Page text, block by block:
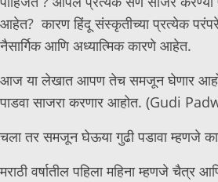
आहेत? कारण हिंदू संस्कृतीच्या प्रत्येक
नैसार्गिक आणि अध्यात्मिक कारणे आहेत.
आज या लेखात आपण तेच समजून घेणार
पाडवा साजरा करणार आहोत. (Gudi
चला तर समजून घेऊया गुढी पडावा म्हणजे
मराठी वर्षातील पहिला महिना म्हणजे चैत्र